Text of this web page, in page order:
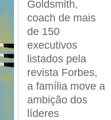
Goldsmith,
coach de mais
de 150
executivos
listados pela
revista Forbes,
a família move a
ambição dos
líderes